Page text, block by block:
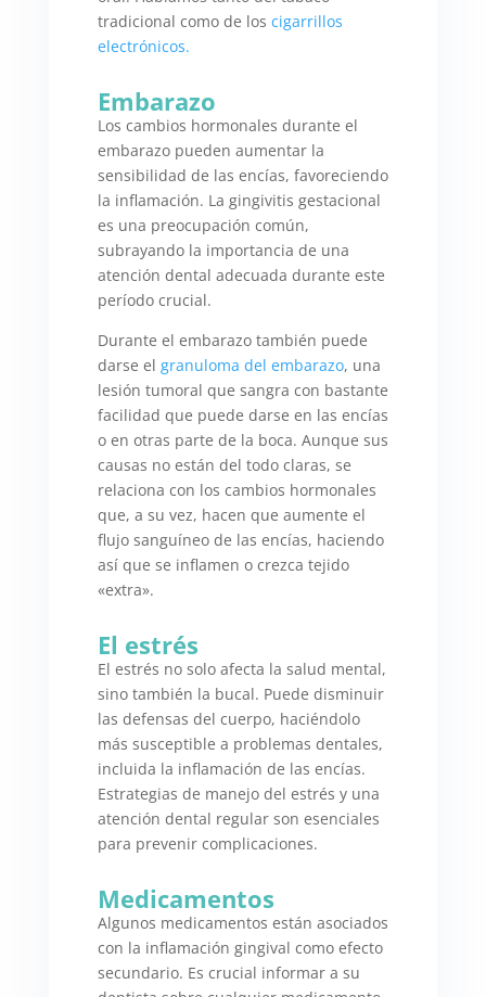
tradicional como de los cigarrillos
electrónicos.
Embarazo
Los cambios hormonales durante el
embarazo pueden aumentar la
sensibilidad de las encías, favoreciendo
la inflamación. La gingivitis gestacional
es una preocupación común,
subrayando la importancia de una
atención dental adecuada durante este
período crucial.
Durante el embarazo también puede
darse el granuloma del embarazo, una
lesión tumoral que sangra con bastante
facilidad que puede darse en las encías
o en otras parte de la boca. Aunque sus
causas no están del todo claras, se
relaciona con los cambios hormonales
que, a su vez, hacen que aumente el
flujo sanguíneo de las encías, haciendo
así que se inflamen o crezca tejido
«extra».
El estrés
El estrés no solo afecta la salud mental,
sino también la bucal. Puede disminuir
las defensas del cuerpo, haciéndolo
más susceptible a problemas dentales,
incluida la inflamación de las encías.
Estrategias de manejo del estrés y una
atención dental regular son esenciales
para prevenir complicaciones.
Medicamentos
Algunos medicamentos están asociados
con la inflamación gingival como efecto
secundario. Es crucial informar a su